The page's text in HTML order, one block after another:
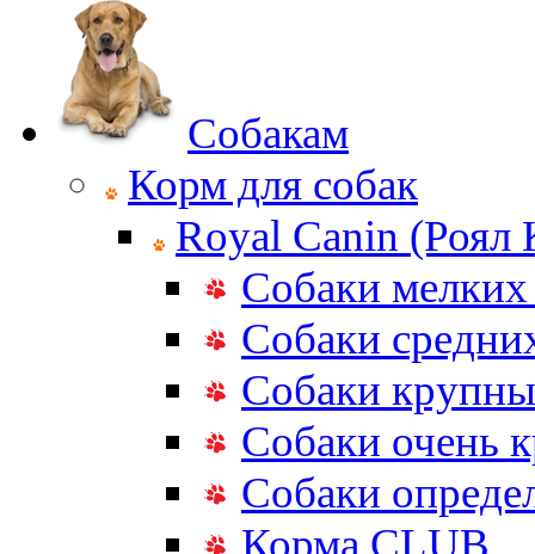
Собакам
Корм для собак
Royal Canin (Роял
Собаки мелких
Собаки
Собаки
Собаки очень
Собаки
Корма CLUB